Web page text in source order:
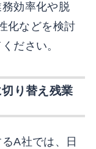
効率化や脱
化などを検討
ださい。
り替え残業
A社では、日